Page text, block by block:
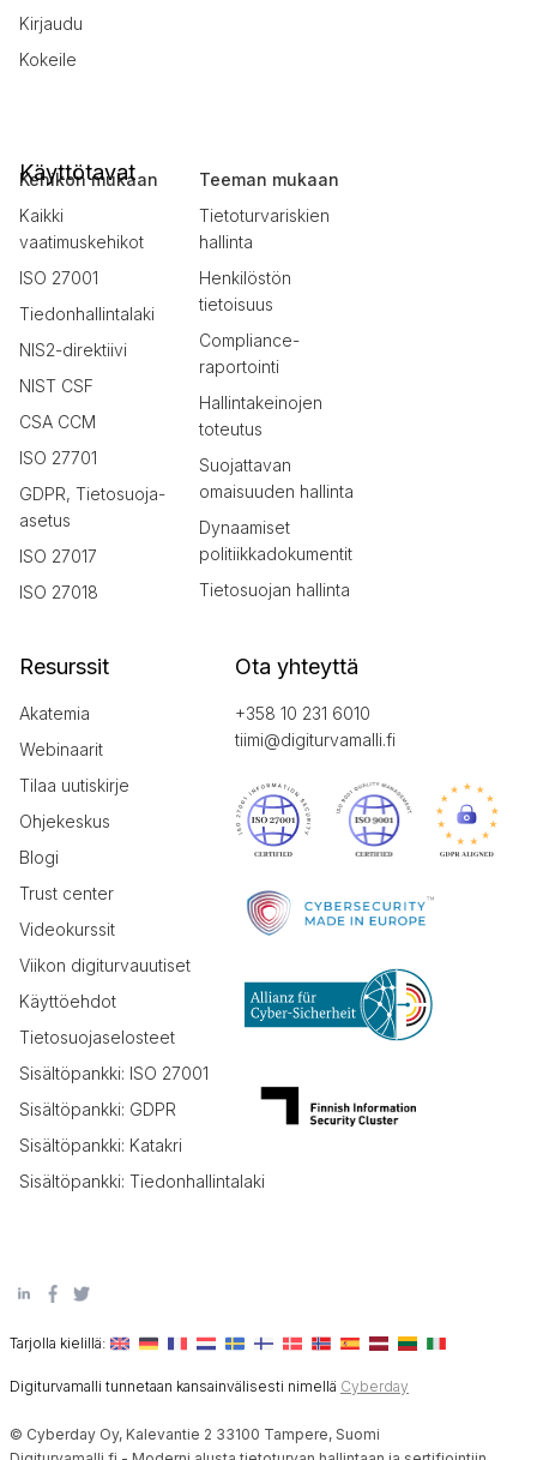
Kirjaudu
Kokeile
Käyttötavat
Kehikon mukaan
Kaikki
vaatimuskehikot
ISO 27001
Tiedonhallintalaki
NIS2-direktiivi
NIST CSF
CSA CCM
ISO 27701
GDPR, Tietosuoja-
asetus
ISO 27017
ISO 27018
Teeman mukaan
Tietoturvariskien
hallinta
Henkilöstön
tietoisuus
Compliance-
raportointi
Hallintakeinojen
toteutus
Suojattavan
omaisuuden hallinta
Dynaamiset
politiikkadokumentit
Tietosuojan hallinta
Resurssit
Akatemia
Webinaarit
Tilaa uutiskirje
Ohjekeskus
Blogi
Trust center
Videokurssit
Viikon digiturvauutiset
Käyttöehdot
Tietosuojaselosteet
Sisältöpankki: ISO 27001
Sisältöpankki: GDPR
Sisältöpankki: Katakri
Sisältöpankki: Tiedonhallintalaki
Ota yhteyttä
+358 10 231 6010
tiimi@digiturvamalli.fi
Tarjolla kielillä:
Digiturvamalli tunnetaan kansainvälisesti nimellä Cyberday
© Cyberday Oy, Kalevantie 2 33100 Tampere, Suomi